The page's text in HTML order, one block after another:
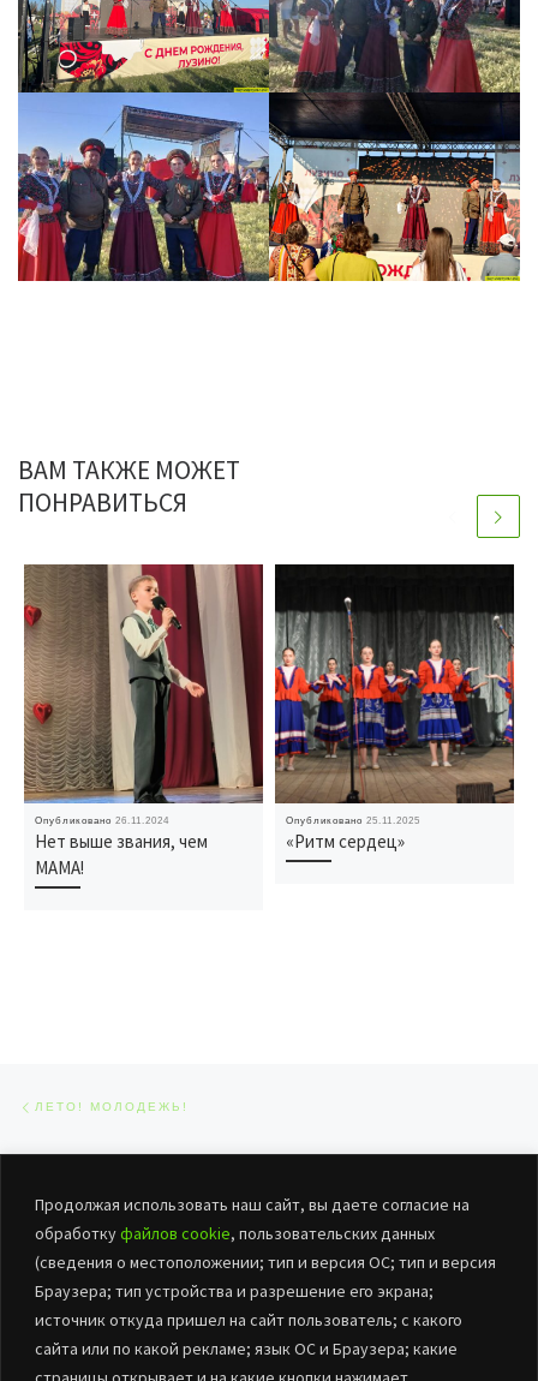
Продолжая использовать наш сайт, вы даете согласие на
обработкуфайлов cookie, пользовательских данных
(сведения о местоположении; тип и версия ОС; тип и версия
Браузера; тип устройства и разрешение его экрана;
источник откуда пришел на сайт пользователь; с какого
сайта или по какой рекламе; язык ОС и Браузера; какие
ВАМ ТАКЖЕ МОЖЕТ
ПОНРАВИТЬСЯ
Опубликовано26.11.2024
Нет выше звания, чем
МАМА!
Опубликовано25.11.2025
«Ритм сердец»
ЛЕТО! МОЛОДЕЖЬ!
ОБРАТНО К СПИСКУ ЗАПИСЕЙ
«ДЕНЬ МОЛОДЫХ, ВЕСЕЛЫХ, ОЗОРНЫХ»